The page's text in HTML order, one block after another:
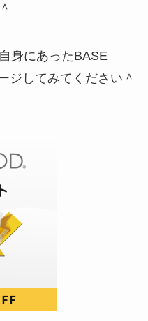
身にあったBASE
ジしてみてください＾